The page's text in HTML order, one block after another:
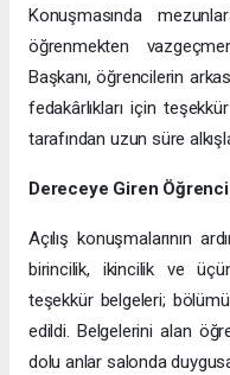
Konuşmasında
öğrenmekten
Başkanı, öğrencilerin
fedakârlıkları için
tarafından uzun süre
Dereceye Giren
Açılış konuşmalarının
birincilik, ikincilik ve
teşekkür belgeleri;
edildi. Belgelerini alan
dolu anlar salonda